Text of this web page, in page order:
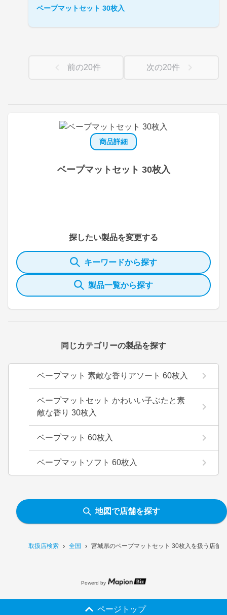
取扱店検索 全国 宮城県のベープマットセット 30枚入を扱う店舗
商品詳細
ベープマットセット 30枚入
探したい製品を変更する
キーワードから探す
製品一覧から探す
同じカテゴリーの製品を探す
ベープマット 素敵な香りアソート 60枚入
ベープマットセット かわいい子ぶたと素
敵な香り 30枚入
ベープマット 60枚入
ベープマットソフト 60枚入
ベープマットセット 30枚入
前の20件 次の20件
地図で店舗を探す
Powerd by
ページトップ